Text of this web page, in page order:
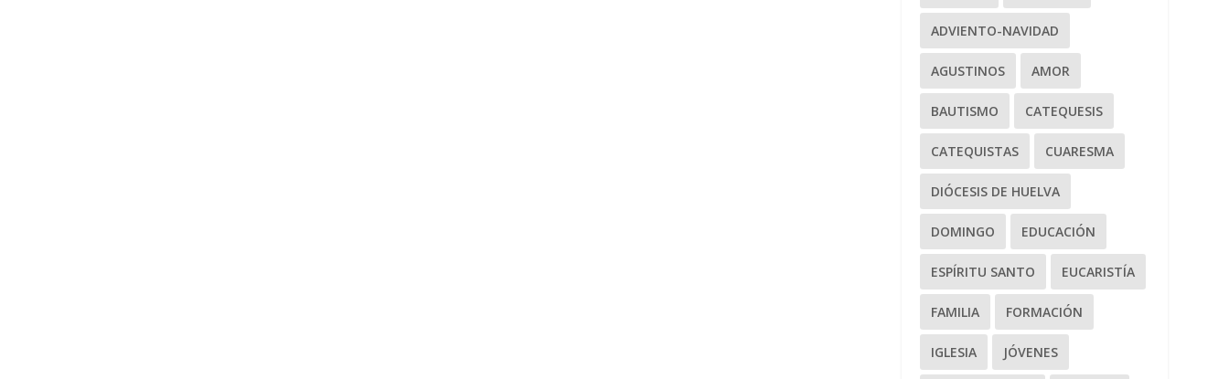
ADVIENTO-NAVIDAD
AGUSTINOS AMOR
BAUTISMO CATEQUESIS
CATEQUISTAS CUARESMA
DIÓCESIS DE HUELVA
DOMINGO EDUCACIÓN
ESPÍRITU SANTO EUCARISTÍA
FAMILIA FORMACIÓN
IGLESIA JÓVENES